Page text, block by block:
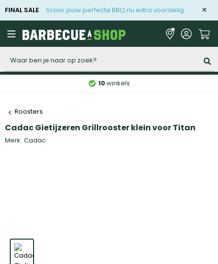
FINAL SALE Scoor jouw perfecte BBQ nu extra voordelig
10winkels
Roosters
Cadac Gietijzeren Grillrooster klein voor Titan
Merk: Cadac